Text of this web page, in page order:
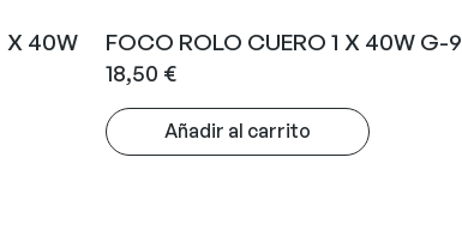
X 40W
FOCO ROLO CUERO 1 X 40W G-9
18,50 €
Añadir al carrito